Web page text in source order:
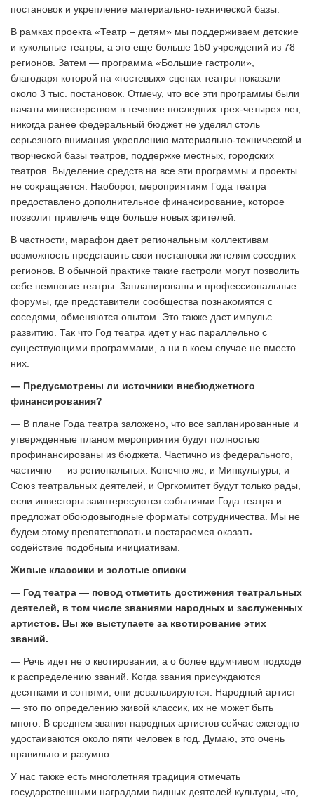
постановок и укрепление материально-технической базы.
В рамках проекта «Театр – детям» мы поддерживаем детские
и кукольные театры, а это еще больше 150 учреждений из 78
регионов. Затем — программа «Большие гастроли»,
благодаря которой на «гостевых» сценах театры показали
около 3 тыс. постановок. Отмечу, что все эти программы были
начаты министерством в течение последних трех-четырех лет,
никогда ранее федеральный бюджет не уделял столь
серьезного внимания укреплению материально-технической и
творческой базы театров, поддержке местных, городских
театров. Выделение средств на все эти программы и проекты
не сокращается. Наоборот, мероприятиям Года театра
предоставлено дополнительное финансирование, которое
позволит привлечь еще больше новых зрителей.
В частности, марафон дает региональным коллективам
возможность представить свои постановки жителям соседних
регионов. В обычной практике такие гастроли могут позволить
себе немногие театры. Запланированы и профессиональные
форумы, где представители сообщества познакомятся с
соседями, обменяются опытом. Это также даст импульс
развитию. Так что Год театра идет у нас параллельно с
существующими программами, а ни в коем случае не вместо
них.
— Предусмотрены ли источники внебюджетного
финансирования?
— В плане Года театра заложено, что все запланированные и
утвержденные планом мероприятия будут полностью
профинансированы из бюджета. Частично из федерального,
частично — из региональных. Конечно же, и Минкультуры, и
Союз театральных деятелей, и Оргкомитет будут только рады,
если инвесторы заинтересуются событиями Года театра и
предложат обоюдовыгодные форматы сотрудничества. Мы не
будем этому препятствовать и постараемся оказать
содействие подобным инициативам.
Живые классики и золотые списки
— Год театра — повод отметить достижения театральных
деятелей, в том числе званиями народных и заслуженных
артистов. Вы же выступаете за квотирование этих
званий.
— Речь идет не о квотировании, а о более вдумчивом подходе
к распределению званий. Когда звания присуждаются
десятками и сотнями, они девальвируются. Народный артист
— это по определению живой классик, их не может быть
много. В среднем звания народных артистов сейчас ежегодно
удостаиваются около пяти человек в год. Думаю, это очень
правильно и разумно.
У нас также есть многолетняя традиция отмечать
государственными наградами видных деятелей культуры, что,